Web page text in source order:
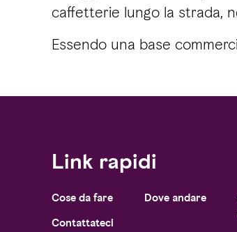
caffetterie lungo la strada,
Essendo una base
Link rapidi
Cose da fare
Contattateci
Dove andare